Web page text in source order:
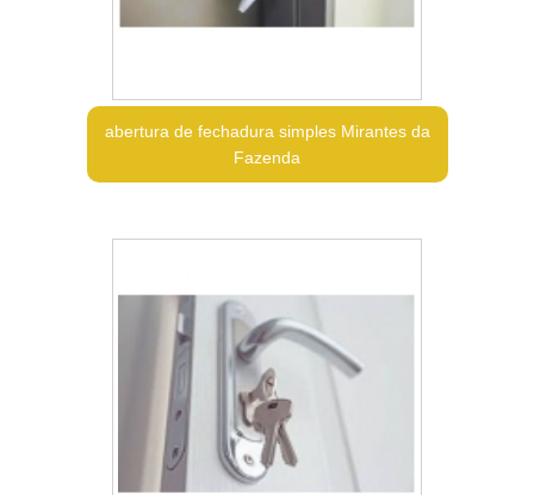
abertura de fechadura simples Mirantes da
Fazenda